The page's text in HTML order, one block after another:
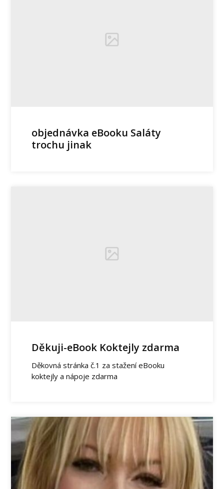
objednávka eBooku Saláty
trochu jinak
Děkuji-eBook Koktejly zdarma
Děkovná stránka č.1 za stažení eBooku
koktejly a nápoje zdarma